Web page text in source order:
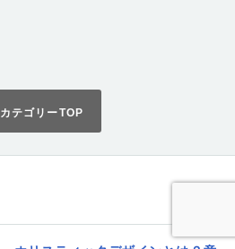
カテゴリーTOP